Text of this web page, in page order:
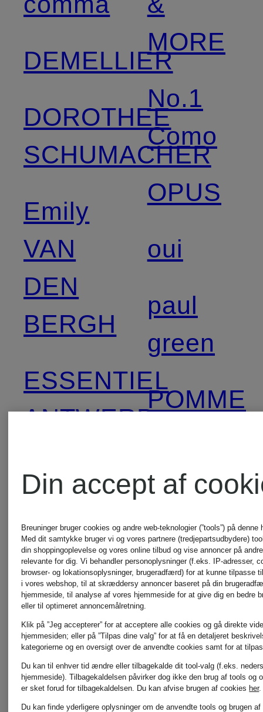
DEMELLIER
DOROTHEE
SCHUMACHER
Emily
VAN
DEN
BERGH
ESSENTIEL
ANTWERP
Grace
HERZEN'S
ANGELEGENHEIT
INUIKII
Jellycat
MORE
No.1
Como
OPUS
oui
paul
green
POMME
ROSSI
RINO &
PELLE
SKIMS
Din accept af
Breuninger bruger cookies og andre web-teknologier (”tools”) på denne
Med dit samtykke bruger vi og vores partnere (tredjepartsudbydere)
din shoppingoplevelse og vores online tilbud og vise annoncer på
relevante for dig. Vi behandler personoplysninger (f.eks. IP-adresser,
browser- og lokationsoplysninger, brugeradfærd) for at kunne tilpasse
i vores webshop, til at skræddersy annoncer baseret på din
hjemmeside, til analyse af vores hjemmeside for at give dig en bedre
eller til optimeret annoncemålretning.
Klik på ”Jeg accepterer” for at acceptere alle cookies og gå direkte
hjemmesiden; eller på ”Tilpas dine valg” for at få en detaljeret
kategorierne og en oversigt over de anvendte cookies samt for at
Du kan til enhver tid ændre eller tilbagekalde dit tool-valg (f.eks.
hjemmeside). Tilbagekaldelsen påvirker dog ikke den brug af tools og
er sket forud for tilbagekaldelsen. Du kan afvise brugen af cookies her.
Du kan finde yderligere oplysninger om de anvendte tools og brugen af